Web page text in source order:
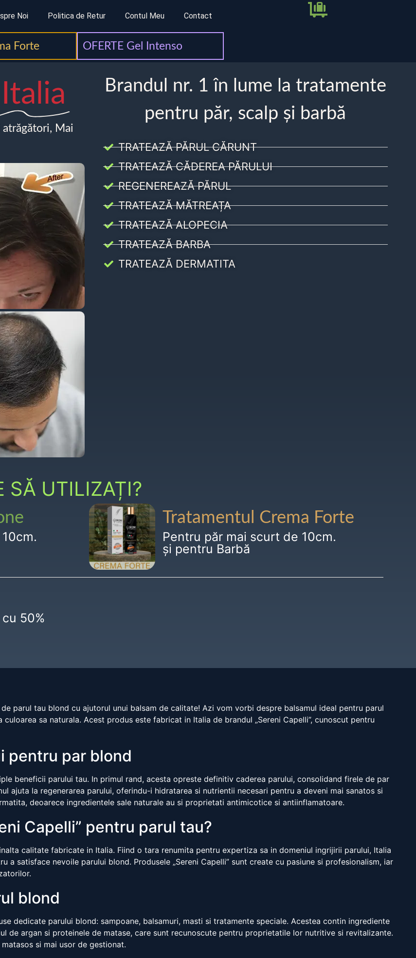
Noi Politica de Retur Contul Meu Contact
Forte OFERTE Gel Intenso
Italia
Mai
Brandul nr. 1 în lume la tratamente
pentru păr, scalp și barbă
TRATEAZĂ PĂRUL CĂRUNT
TRATEAZĂ CĂDEREA PĂRULUI
REGENEREAZĂ PĂRUL
TRATEAZĂ MĂTREAȚA
TRATEAZĂ ALOPECIA
TRATEAZĂ BARBA
TRATEAZĂ DERMATITA
SĂ UTILIZAȚI?
Tratamentul Crema Forte
Pentru păr mai scurt de 10cm.
și pentru Barbă
50%
parul tau blond cu ajutorul unui balsam de calitate! Azi vom vorbi despre balsamul ideal pentru parul
sa naturala. Acest produs este fabricat in Italia de brandul „Sereni Capelli”, cunoscut pentru
pentru par blond
beneficii parului tau. In primul rand, acesta opreste definitiv caderea parului, consolidand firele de par
ajuta la regenerarea parului, oferindu-i hidratarea si nutrientii necesari pentru a deveni mai sanatos si
deoarece ingredientele sale naturale au si proprietati antimicotice si antiinflamatoare.
Capelli” pentru parul tau?
calitate fabricate in Italia. Fiind o tara renumita pentru expertiza sa in domeniul ingrijirii parului, Italia
satisface nevoile parului blond. Produsele „Sereni Capelli” sunt create cu pasiune si profesionalism, iar
blond
dedicate parului blond: sampoane, balsamuri, masti si tratamente speciale. Acestea contin ingrediente
de argan si proteinele de matase, care sunt recunoscute pentru proprietatile lor nutritive si revitalizante.
si mai usor de gestionat.